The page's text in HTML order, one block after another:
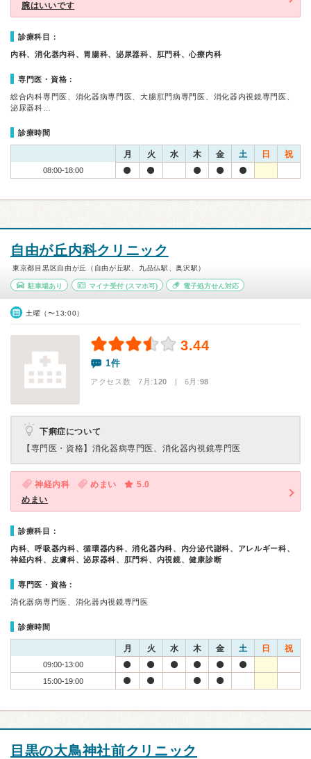
腕はいいです
診療科目：
内科、消化器内科、胃腸科、泌尿器科、肛門科、心療内科
専門医・資格：
総合内科専門医、消化器病専門医、大腸肛門病専門医、消化器内視鏡専門医、
泌尿器科…
診療時間
月 火 水 木 金 土 日 祝
08:00-18:00
自由が丘内科クリニック
東京都目黒区自由が丘（自由が丘駅、九品仏駅、奥沢駅）
駐車場あり マイナ受付(スマホ可) 電子処方せん対応
土曜（〜13:00）
3.44
1件
アクセス数 7月:120 | 6月:98
下痢症について
【専門医・資格】 消化器病専門医、消化器内視鏡専門医
神経内科 めまい
5.0
めまい
診療科目：
内科、呼吸器内科、循環器内科、消化器内科、内分泌代謝科、アレルギー科、
神経内科、皮膚科、泌尿器科、肛門科、内視鏡、健康診断
専門医・資格：
消化器病専門医、消化器内視鏡専門医
診療時間
月 火 水 木 金 土 日 祝
09:00-13:00
15:00-19:00
目黒の大鳥神社前クリニック